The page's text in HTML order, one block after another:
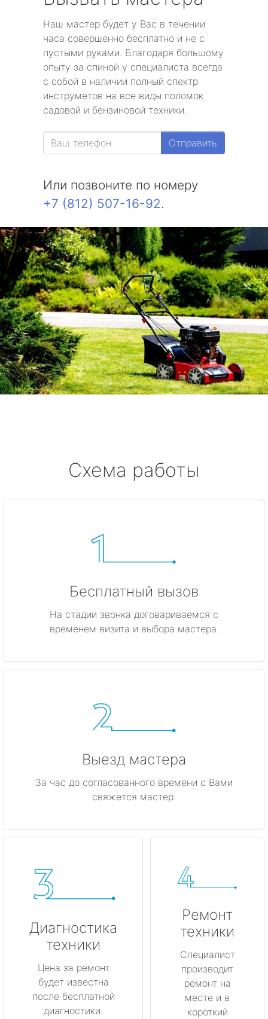
Наш мастер будет у Вас в течении
часа совершенно бесплатно и не с
пустыми руками. Благодаря большому
опыту за спиной у специалиста всегда
с собой в наличии полный спектр
инструметов на все виды поломок
садовой и бензиновой техники.
Отправить
Или позвоните по номеру
+7 (812) 507-16-92.
Схема работы
Бесплатный вызов
На стадии звонка договариваемся с
временем визита и выбора мастера.
Выезд мастера
За час до согласованного времени с Вами
свяжется мастер.
Диагностика
техники
Цена за ремонт
будет известна
после бесплатной
диагностики.
Ремонт
техники
Специалист
производит
ремонт на
месте и в
короткий